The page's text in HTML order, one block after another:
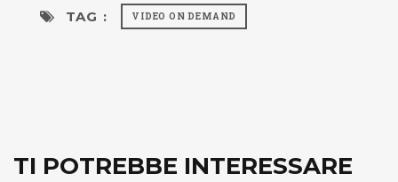
TAG : VIDEO ON DEMAND
TI POTREBBE INTERESSARE